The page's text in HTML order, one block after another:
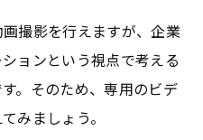
撮影を行えますが、企業
ョンという視点で考える
。そのため、専用のビデ
みましょう。